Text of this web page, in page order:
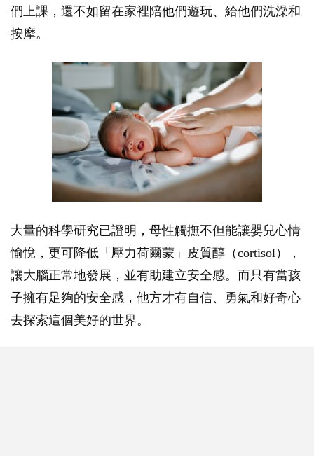
們上課，還不如留在家裡陪他們遊玩、給他們洗澡和
按摩。
大量的科學研究已證明，母性觸撫不但能讓嬰兒心情
愉悅，更可降低「壓力荷爾蒙」皮質醇（cortisol），
讓大腦正常地發展，並有助建立安全感。而只有當孩
子擁有足夠的安全感，他方才有自信、勇氣和好奇心
去探索這個美好的世界。